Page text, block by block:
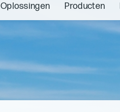
Oplossingen Producten